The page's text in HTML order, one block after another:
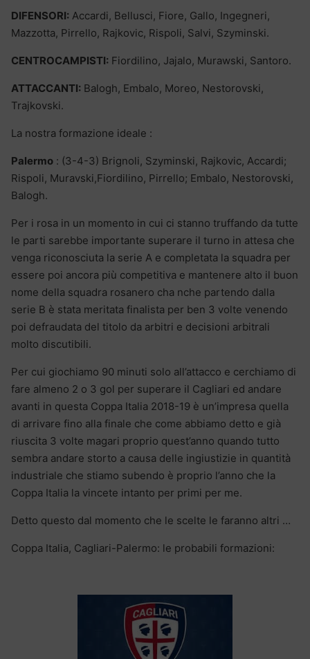
DIFENSORI: Accardi, Bellusci, Fiore, Gallo, Ingegneri,
Mazzotta, Pirrello, Rajkovic, Rispoli, Salvi, Szyminski.
CENTROCAMPISTI: Fiordilino, Jajalo, Murawski, Santoro.
ATTACCANTI: Balogh, Embalo, Moreo, Nestorovski,
Trajkovski.
La nostra formazione ideale :
Palermo : (3-4-3) Brignoli, Szyminski, Rajkovic, Accardi;
Rispoli, Muravski,Fiordilino, Pirrello; Embalo, Nestorovski,
Balogh.
Per i rosa in un momento in cui ci stanno truffando da tutte
le parti sarebbe importante superare il turno in attesa che
venga riconosciuta la serie A e completata la squadra per
essere poi ancora più competitiva e mantenere alto il buon
nome della squadra rosanero cha nche partendo dalla
serie B è stata meritata finalista per ben 3 volte venendo
poi defraudata del titolo da arbitri e decisioni arbitrali
molto discutibili.
Per cui giochiamo 90 minuti solo all’attacco e cerchiamo di
fare almeno 2 o 3 gol per superare il Cagliari ed andare
avanti in questa Coppa Italia 2018-19 è un’impresa quella
di arrivare fino alla finale che come abbiamo detto e già
riuscita 3 volte magari proprio quest’anno quando tutto
sembra andare storto a causa delle ingiustizie in quantità
industriale che stiamo subendo è proprio l’anno che la
Coppa Italia la vincete intanto per primi per me.
Detto questo dal momento che le scelte le faranno altri …
Coppa Italia, Cagliari-Palermo: le probabili formazioni: